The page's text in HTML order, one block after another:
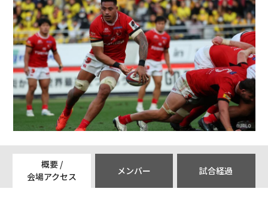
概要 /
会場アクセス
メンバー 試合経過